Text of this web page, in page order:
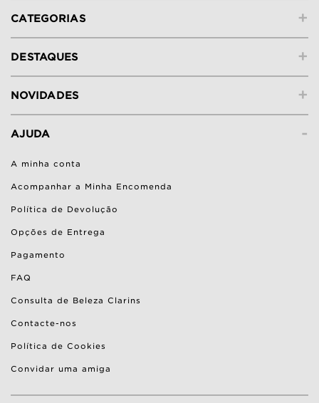
+
CATEGORIAS
+
DESTAQUES
+
NOVIDADES
-
AJUDA
A minha conta
Acompanhar a Minha Encomenda
Política de Devolução
Opções de Entrega
Pagamento
FAQ
Consulta de Beleza Clarins
Contacte-nos
Política de Cookies
Convidar uma amiga